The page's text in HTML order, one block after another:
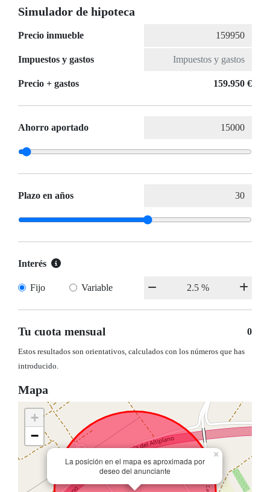
Simulador de hipoteca
Precio inmueble
Impuestos y gastos
Precio + gastos 159.950 €
Ahorro aportado
Plazo en años
Interés
Fijo Variable
Tu cuota mensual 0
Estos resultados son orientativos, calculados con los números que has
introducido.
Mapa
La posición en el mapa es aproximada por
deseo del anunciante
×
+
−